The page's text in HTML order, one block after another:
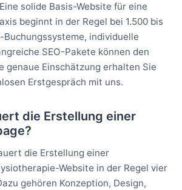
solide Basis-Website für eine
beginnt in der Regel bei 1.500 bis
Buchungssysteme, individuelle
SEO-Pakete können den
genaue Einschätzung erhalten Sie
Erstgespräch mit uns.
die Erstellung einer
die Erstellung einer
Website in der Regel vier
gehören Konzeption, Design,